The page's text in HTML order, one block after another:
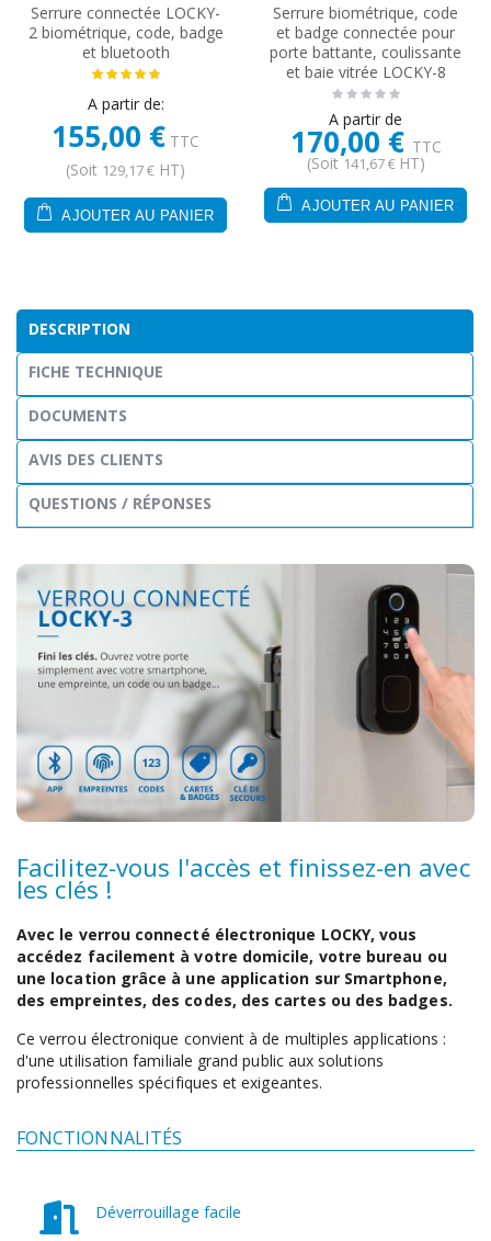
Serrure connectée LOCKY-
2 biométrique, code, badge
et bluetooth
A partir de:
155,00 € TTC
(Soit 129,17 € HT)
AJOUTER AU PANIER
Serrure biométrique, code
et badge connectée pour
porte battante, coulissante
et baie vitrée LOCKY-8
A partir de
170,00 € TTC
(Soit141,67 € HT)
AJOUTER AU PANIER
DESCRIPTION
FICHE TECHNIQUE
DOCUMENTS
AVIS DES CLIENTS
QUESTIONS / RÉPONSES
Facilitez-vous l'accès et finissez-en avec
les clés !
Avec le verrou connecté électronique LOCKY, vous
accédez facilement à votre domicile, votre bureau ou
une location grâce à une application sur Smartphone,
des empreintes, des codes, des cartes ou des badges.
Ce verrou électronique convient à de multiples applications :
d'une utilisation familiale grand public aux solutions
professionnelles spécifiques et exigeantes.
FONCTIONNALITÉS
Déverrouillage facile